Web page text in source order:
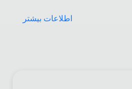
اطلاعات بیشتر